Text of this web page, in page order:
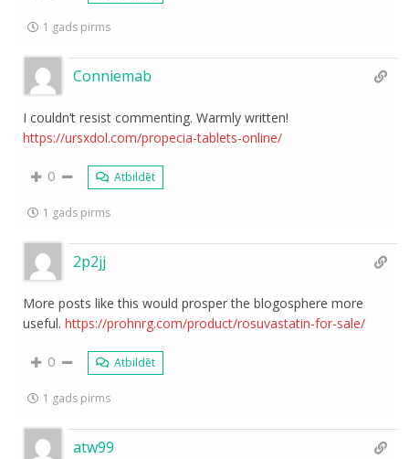
1 gads pirms
Conniemab
I couldn’t resist commenting. Warmly written!
https://ursxdol.com/propecia-tablets-online/
0 Atbildēt
1 gads pirms
2p2jj
More posts like this would prosper the blogosphere more
useful.https://prohnrg.com/product/rosuvastatin-for-sale/
0 Atbildēt
1 gads pirms
atw99